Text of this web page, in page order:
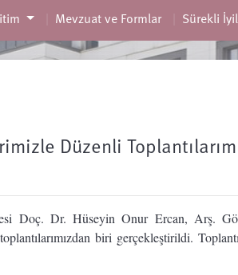
Mevzuat ve Formlar Sürekli
Düzenli
Doç. Dr. Hüseyin Onur Ercan, Arş.
biri gerçekleştirildi.